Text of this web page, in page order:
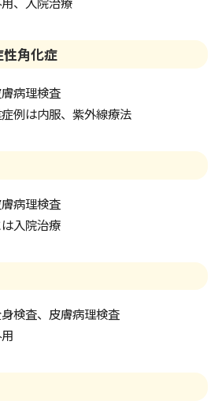
角化症
膚病理検査
症例は内服、紫外線療法
膚病理検査
は入院治療
検査、皮膚病理検査